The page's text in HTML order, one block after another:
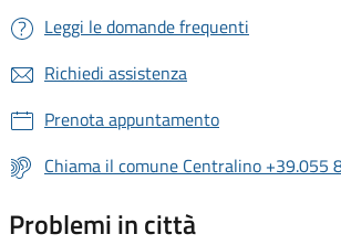
Leggi le domande frequenti
Richiedi assistenza
Prenota appuntamento
Chiama il comune Centralino +39.055
Problemi in città